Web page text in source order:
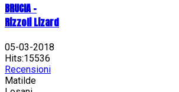
BRUCIA -
Rizzoli Lizard
05-03-2018
Hits:15536
Recensioni
Matilde